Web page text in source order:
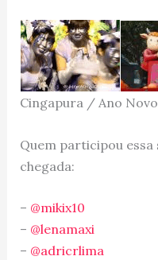
Cingapura / Ano
Quem participou
chegada:
– @mikix10
– @lenamaxi
– @adricrlima